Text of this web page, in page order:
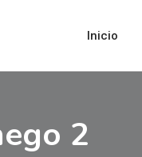
Inicio
2